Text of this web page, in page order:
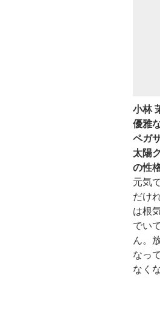
小林
優雅
ペガ
太陽
の性
元気
だけ
は根
でい
ん。
なっ
なく